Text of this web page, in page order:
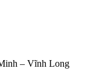
– Vĩnh Long